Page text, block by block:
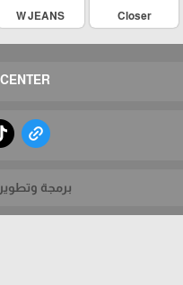
Closer
W JEANS
©
برمجة